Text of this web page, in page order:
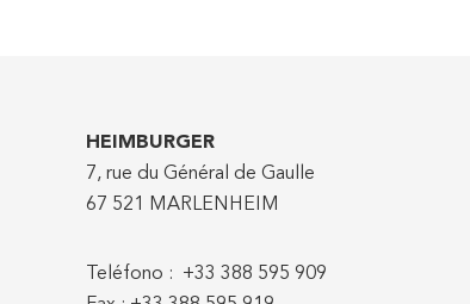
HEIMBURGER
7, rue du Général de Gaulle
67 521 MARLENHEIM
Teléfono : +33 388 595 909